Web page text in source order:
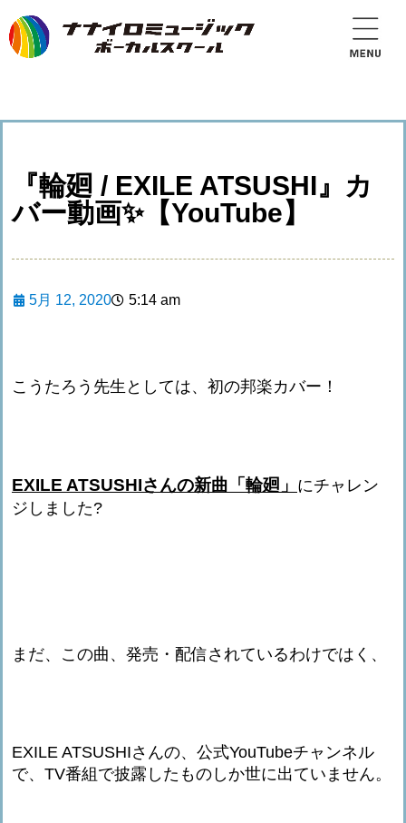
『輪廻 / EXILE ATSUSHI』カ
バー動画✨【YouTube】
5月 12, 2020 5:14 am
こうたろう先生としては、初の邦楽カバー！
EXILE ATSUSHIさんの新曲「輪廻」 にチャレン
ジしました?
まだ、この曲、発売・配信されているわけではく、
EXILE ATSUSHIさんの、公式YouTubeチャンネル
で、TV番組で披露したものしか世に出ていません。